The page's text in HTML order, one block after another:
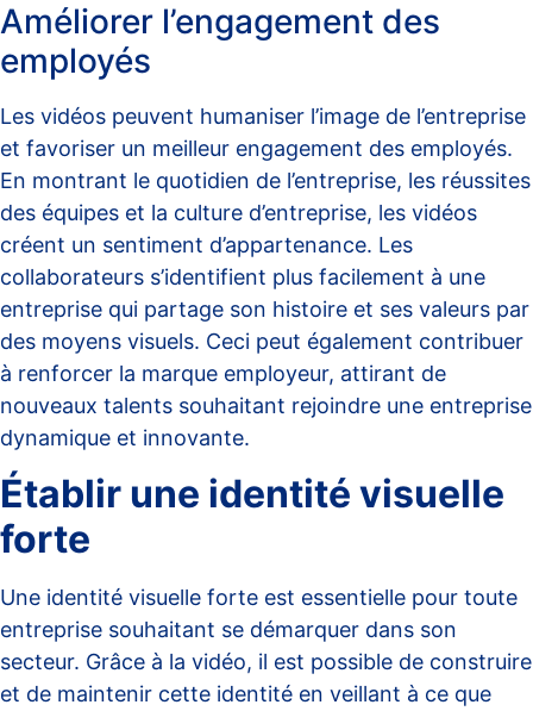
Améliorer l’engagement des
employés
Les vidéos peuvent humaniser l’image de l’entreprise
et favoriser un meilleur engagement des employés.
En montrant le quotidien de l’entreprise, les réussites
des équipes et la culture d’entreprise, les vidéos
créent un sentiment d’appartenance. Les
collaborateurs s’identifient plus facilement à une
entreprise qui partage son histoire et ses valeurs par
des moyens visuels. Ceci peut également contribuer
à renforcer la marque employeur, attirant de
nouveaux talents souhaitant rejoindre une entreprise
dynamique et innovante.
Établir une identité visuelle
forte
Une identité visuelle forte est essentielle pour toute
entreprise souhaitant se démarquer dans son
secteur. Grâce à la vidéo, il est possible de construire
et de maintenir cette identité en veillant à ce que